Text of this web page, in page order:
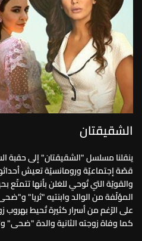
الشقيقتان
ينقلنا مسلسل "الشقيقتان" إلى حقبة
قصّة إجتماعيّة ورومانسيّة تعيش
والقويّة التي تُوحي للعَلن بأنها تتمتّع
المؤلّفة من الوالد وابنتيه "ثريا"
على الرّغم من أسرار كثيرة تُحيط بهروب
كما وفاة زوجته الثانية والدة "ضحى"